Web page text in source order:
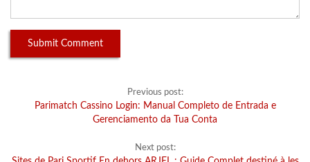
Previous post:
Parimatch Cassino Login: Manual Completo de Entrada e
Gerenciamento da Tua Conta
Next post: